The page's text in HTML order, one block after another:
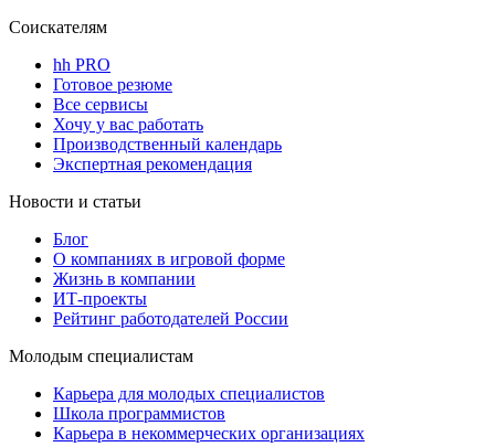
Соискателям
hh PRO
Готовое резюме
Все сервисы
Хочу у вас работать
Производственный календарь
Экспертная рекомендация
Новости и статьи
Блог
О компаниях в игровой форме
Жизнь в компании
ИТ-проекты
Рейтинг работодателей России
Молодым специалистам
Карьера для молодых специалистов
Школа программистов
Карьера в некоммерческих организациях